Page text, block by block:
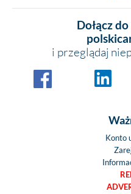
Dołącz
i przeglądaj
Konto